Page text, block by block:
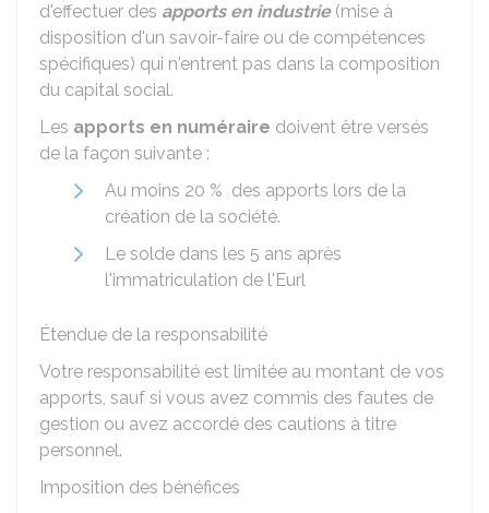
d'effectuer des apports en industrie(mise à
disposition d'un savoir-faire ou de compétences
spécifiques) qui n'entrent pas dans la composition
du capital social.
Les apports en numéraire doivent être versés
de la façon suivante :
Au moins 20 % des apports lors de la
création de la société.
Le solde dans les 5 ans après
l'immatriculation de l'Eurl
Étendue de la responsabilité
Votre responsabilité est limitée au montant de vos
apports, sauf si vous avez commis des fautes de
gestion ou avez accordé des cautions à titre
personnel.
Imposition des bénéfices